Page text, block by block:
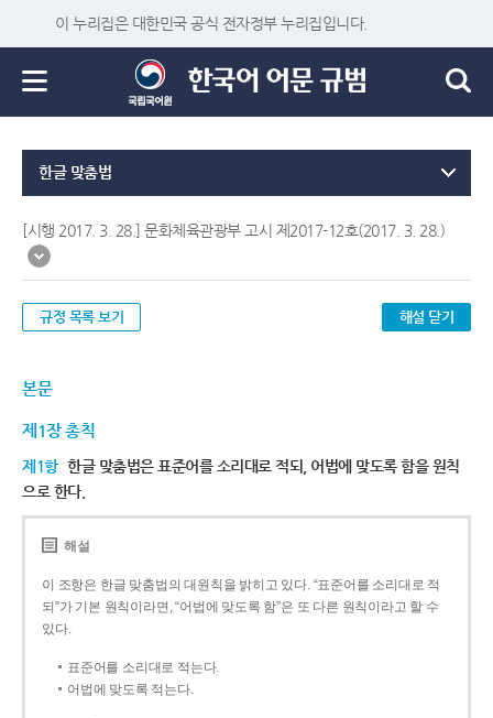
이 누리집은 대한민국 공식 전자정부 누리집입니다.
한글 맞춤법
[시행 2017. 3. 28.] 문화체육관광부 고시 제2017-12호(2017. 3. 28.)
규정 목록 보기 해설 닫기
본문
제1장 총칙
제1항 한글 맞춤법은 표준어를 소리대로 적되, 어법에 맞도록 함을 원칙
으로 한다.
해설
이 조항은 한글 맞춤법의 대원칙을 밝히고 있다. “표준어를 소리대로 적
되”가 기본 원칙이라면, “어법에 맞도록 함”은 또 다른 원칙이라고 할 수
있다.
표준어를 소리대로 적는다.
어법에 맞도록 적는다.